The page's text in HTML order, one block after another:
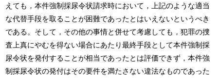
えても，本件強制採尿令状請求時において，上記のような適当
な代替手段を取ることが困難であったとはいえないというべき
である。そして，その他の事情と併せて考慮しても，犯罪の捜
査上真にやむを得ない場合にあたり最終手段として本件強制採
尿令状を発付することが相当であったとは評価できず，本件強
制採尿令状の発付はその要件を満たさない違法なものであった